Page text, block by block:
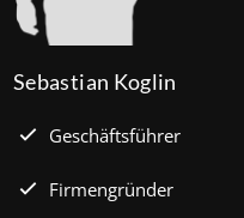
Sebastian Koglin
Geschäftsführer
Firmengründer